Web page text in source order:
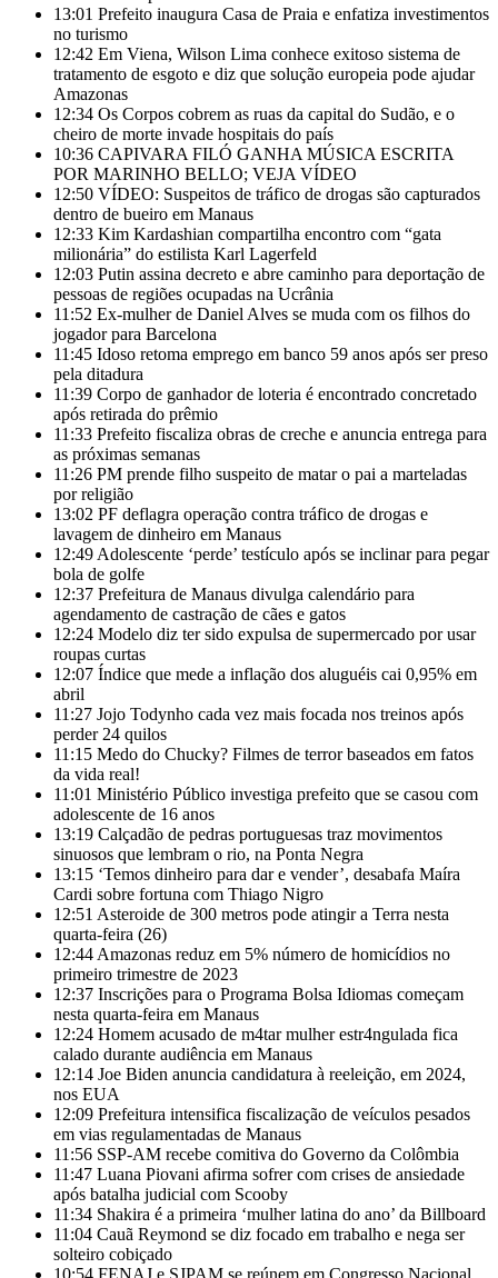
13:01 Prefeito inaugura Casa de Praia e enfatiza investimentos
no turismo
12:42 Em Viena, Wilson Lima conhece exitoso sistema de
tratamento de esgoto e diz que solução europeia pode ajudar
Amazonas
12:34 Os Corpos cobrem as ruas da capital do Sudão, e o
cheiro de morte invade hospitais do país
10:36 CAPIVARA FILÓ GANHA MÚSICA ESCRITA
POR MARINHO BELLO; VEJA VÍDEO
12:50 VÍDEO: Suspeitos de tráfico de drogas são capturados
dentro de bueiro em Manaus
12:33 Kim Kardashian compartilha encontro com “gata
milionária” do estilista Karl Lagerfeld
12:03 Putin assina decreto e abre caminho para deportação de
pessoas de regiões ocupadas na Ucrânia
11:52 Ex-mulher de Daniel Alves se muda com os filhos do
jogador para Barcelona
11:45 Idoso retoma emprego em banco 59 anos após ser preso
pela ditadura
11:39 Corpo de ganhador de loteria é encontrado concretado
após retirada do prêmio
11:33 Prefeito fiscaliza obras de creche e anuncia entrega para
as próximas semanas
11:26 PM prende filho suspeito de matar o pai a marteladas
por religião
13:02 PF deflagra operação contra tráfico de drogas e
lavagem de dinheiro em Manaus
12:49 Adolescente ‘perde’ testículo após se inclinar para pegar
bola de golfe
12:37 Prefeitura de Manaus divulga calendário para
agendamento de castração de cães e gatos
12:24 Modelo diz ter sido expulsa de supermercado por usar
roupas curtas
12:07 Índice que mede a inflação dos aluguéis cai 0,95% em
abril
11:27 Jojo Todynho cada vez mais focada nos treinos após
perder 24 quilos
11:15 Medo do Chucky? Filmes de terror baseados em fatos
da vida real!
11:01 Ministério Público investiga prefeito que se casou com
adolescente de 16 anos
13:19 Calçadão de pedras portuguesas traz movimentos
sinuosos que lembram o rio, na Ponta Negra
13:15 ‘Temos dinheiro para dar e vender’, desabafa Maíra
Cardi sobre fortuna com Thiago Nigro
12:51 Asteroide de 300 metros pode atingir a Terra nesta
quarta-feira (26)
12:44 Amazonas reduz em 5% número de homicídios no
primeiro trimestre de 2023
12:37 Inscrições para o Programa Bolsa Idiomas começam
nesta quarta-feira em Manaus
12:24 Homem acusado de m4tar mulher estr4ngulada fica
calado durante audiência em Manaus
12:14 Joe Biden anuncia candidatura à reeleição, em 2024,
nos EUA
12:09 Prefeitura intensifica fiscalização de veículos pesados
em vias regulamentadas de Manaus
11:56 SSP-AM recebe comitiva do Governo da Colômbia
11:47 Luana Piovani afirma sofrer com crises de ansiedade
após batalha judicial com Scooby
11:34 Shakira é a primeira ‘mulher latina do ano’ da Billboard
11:04 Cauã Reymond se diz focado em trabalho e nega ser
solteiro cobiçado
10:54 FENAJ e SJPAM se reúnem em Congresso Nacional